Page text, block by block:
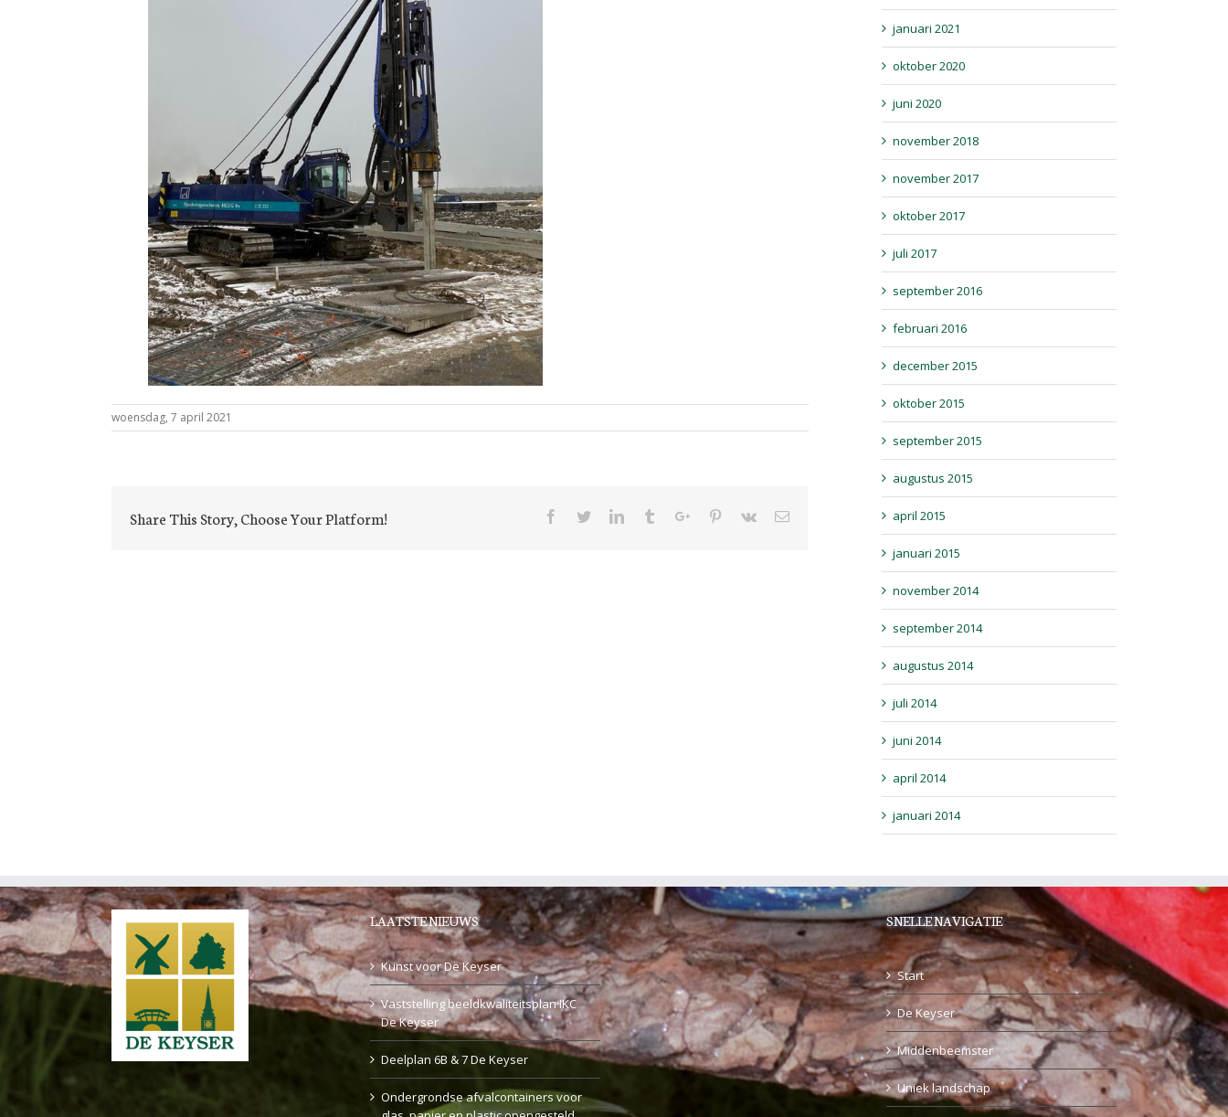
woensdag, 7 april 2021
Share This Story, Choose Your Platform! Facebook
TwitterLinkedinTumblrGoogle+Pinterest
Vk Email
januari 2021
oktober 2020
juni 2020
november 2018
november 2017
oktober 2017
juli 2017
september 2016
februari 2016
december 2015
oktober 2015
september 2015
augustus 2015
april 2015
januari 2015
november 2014
september 2014
augustus 2014
juli 2014
juni 2014
april 2014
januari 2014
LAATSTE NIEUWS
Kunst voor De Keyser
Vaststelling beeldkwaliteitsplan IKC
De Keyser
Deelplan 6B & 7 De Keyser
Ondergrondse afvalcontainers voor
SNELLE NAVIGATIE
Start
De Keyser
Middenbeemster
Uniek landschap